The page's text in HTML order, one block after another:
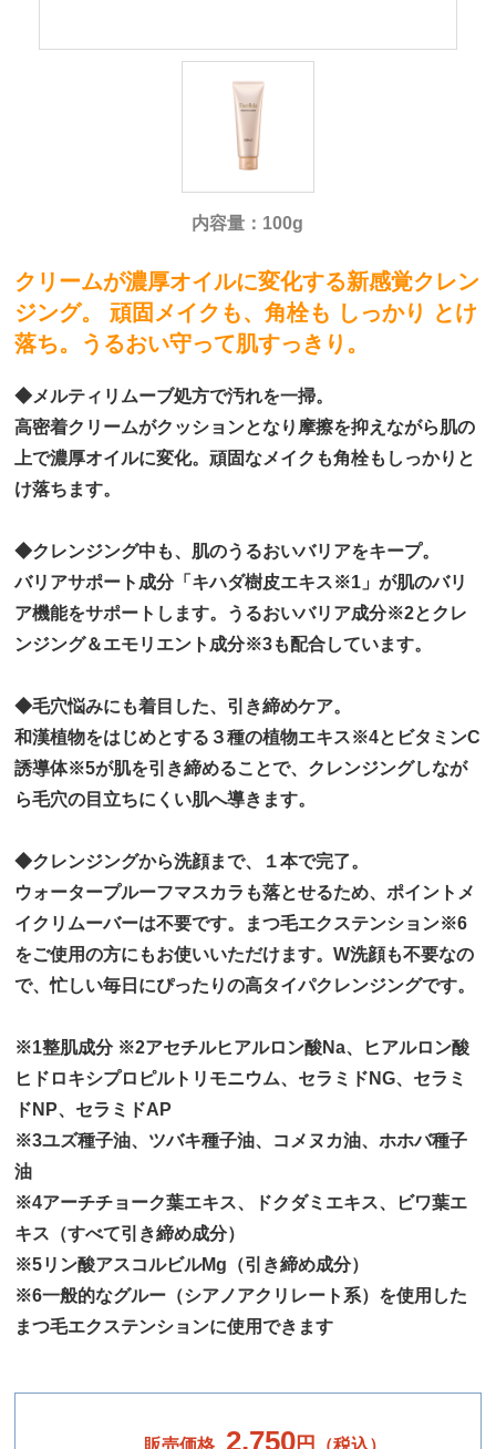
内容量：100g
クリームが濃厚オイルに変化する新感覚クレン
ジング。 頑固メイクも、角栓も しっかり とけ
落ち。うるおい守って肌すっきり。
◆メルティリムーブ処方で汚れを一掃。
高密着クリームがクッションとなり摩擦を抑えながら肌の
上で濃厚オイルに変化。頑固なメイクも角栓もしっかりと
け落ちます。
◆クレンジング中も、肌のうるおいバリアをキープ。
バリアサポート成分「キハダ樹皮エキス※1」が肌のバリ
ア機能をサポートします。うるおいバリア成分※2とクレ
ンジング＆エモリエント成分※3も配合しています。
◆毛穴悩みにも着目した、引き締めケア。
和漢植物をはじめとする３種の植物エキス※4とビタミンC
誘導体※5が肌を引き締めることで、クレンジングしなが
ら毛穴の目立ちにくい肌へ導きます。
◆クレンジングから洗顔まで、１本で完了。
ウォータープルーフマスカラも落とせるため、ポイントメ
イクリムーバーは不要です。まつ毛エクステンション※6
をご使用の方にもお使いいただけます。W洗顔も不要なの
で、忙しい毎日にぴったりの高タイパクレンジングです。
※1整肌成分 ※2アセチルヒアルロン酸Na、ヒアルロン酸
ヒドロキシプロピルトリモニウム、セラミドNG、セラミ
ドNP、セラミドAP
※3ユズ種子油、ツバキ種子油、コメヌカ油、ホホバ種子
油
※4アーチチョーク葉エキス、ドクダミエキス、ビワ葉エ
キス（すべて引き締め成分）
※5リン酸アスコルビルMg（引き締め成分）
※6一般的なグルー（シアノアクリレート系）を使用した
まつ毛エクステンションに使用できます
販売価格 2,750 円
（税込）